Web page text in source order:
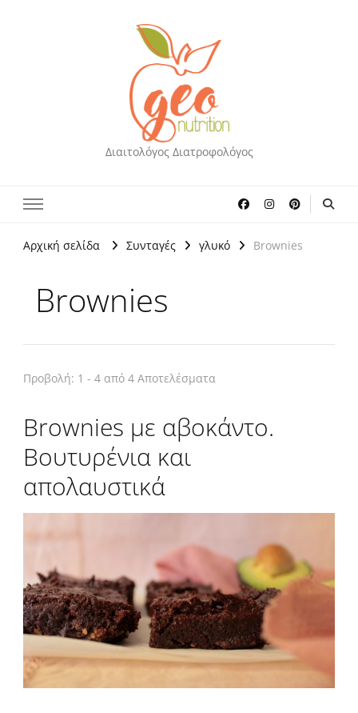
Διαιτολόγος Διατροφολόγος
Αρχική σελίδα Συνταγές γλυκό Brownies
Brownies
Προβολή: 1 - 4 από 4 Αποτελέσματα
Brownies με αβοκάντο.
Βουτυρένια και
απολαυστικά